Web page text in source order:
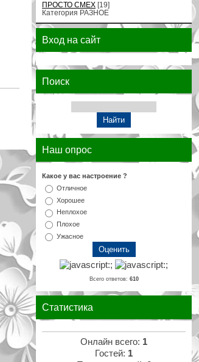
ПРОСТО СМЕХ [19]
Категория РАЗНОЕ
Вход на сайт
Поиск
Наш опрос
Какое у вас настроение ?
Отличное
Хорошее
Неплохое
Плохое
Ужасное
Всего ответов: 610
Статистика
Онлайн всего: 1
Гостей: 1